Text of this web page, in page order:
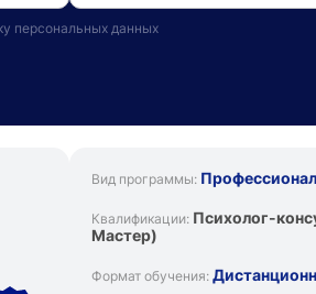
персональных данных
Вид программы:
Квалификации: Психолог-
Мастер)
Формат обучения: